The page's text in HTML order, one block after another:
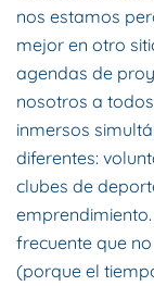
nos estamos
mejor en otro
agendas de
nosotros a
inmersos
diferentes:
clubes de
frecuente que
(porque el